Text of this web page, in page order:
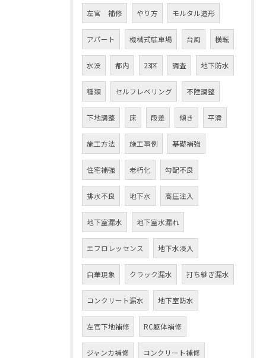
左官 補修 やり方 モルタル造形
アパート 機械式駐車場 台風 横転
水没 都内 23区 調査 地下防水
種類 セルフレベリング 不陸調整
下地調整 床 段差 傾き 平滑
施工方法 施工事例 基礎補強
住宅補強 老朽化 勾配不良
排水不良 地下水 高圧注入
地下室漏水 地下室水漏れ
エフロレッセンス 地下水浸入
白華現象 クラック漏水 打ち継ぎ漏水
コンクリート漏水 地下室防水
左官下地補修 RC躯体補修
ジャンカ補修 コンクリート補修